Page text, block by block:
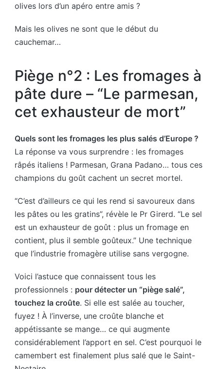
olives lors d’un apéro entre amis ?
Mais les olives ne sont que le début du
cauchemar…
Piège n°2 : Les fromages à
pâte dure – “Le parmesan,
cet exhausteur de mort”
Quels sont les fromages les plus salés d’Europe ?
La réponse va vous surprendre : les fromages
râpés italiens ! Parmesan, Grana Padano… tous ces
champions du goût cachent un secret mortel.
“C’est d’ailleurs ce qui les rend si savoureux dans
les pâtes ou les gratins”, révèle le Pr Girerd. “Le sel
est un exhausteur de goût : plus un fromage en
contient, plus il semble goûteux.” Une technique
que l’industrie fromagère utilise sans vergogne.
Voici l’astuce que connaissent tous les
professionnels : pour détecter un “piège salé”,
touchez la croûte. Si elle est salée au toucher,
fuyez ! À l’inverse, une croûte blanche et
appétissante se mange… ce qui augmente
considérablement l’apport en sel. C’est pourquoi le
camembert est finalement plus salé que le Saint-